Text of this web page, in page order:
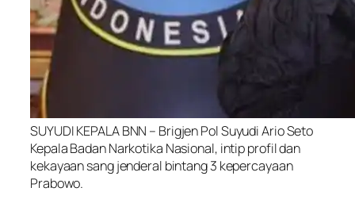
SUYUDI KEPALA BNN – Brigjen Pol Suyudi Ario Seto
Kepala Badan Narkotika Nasional, intip profil dan
kekayaan sang jenderal bintang 3 kepercayaan
Prabowo.